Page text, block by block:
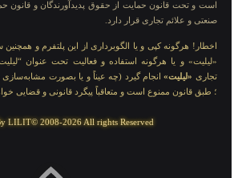
است و تحت قانون حمایت از حقوق پدیدآورندگان و قانون
صنعتی و علائم تجاری قرار دارد.
اخطار! هرگونه کپی و یا الگوبرداری از این پلتفرم و همچنین
«لیلیت» و یا هرگونه استفاده و فعالیت تحت عنوان
تجاری «لیلیت»انجام گیرد (چه عیناً و یا بصورت مشابه‌سازی
؛ طبق قانون ممنوع است و متعاقباً پیگرد قانونی و قضایی
LILIT© 2008-2026 All rights Reserved